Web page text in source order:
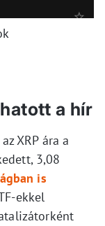
a hír
XRP ára a
3,08
is
ekkel